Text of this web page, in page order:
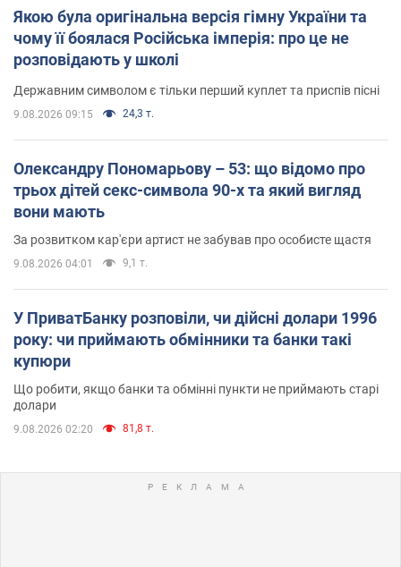
Якою була оригінальна версія гімну України та
чому її боялася Російська імперія: про це не
розповідають у школі
Державним символом є тільки перший куплет та приспів пісні
9.08.2026 09:15 24,3 т.
Олександру Пономарьову – 53: що відомо про
трьох дітей секс-символа 90-х та який вигляд
вони мають
За розвитком кар'єри артист не забував про особисте щастя
9.08.2026 04:01 9,1 т.
У ПриватБанку розповіли, чи дійсні долари 1996
року: чи приймають обмінники та банки такі
купюри
Що робити, якщо банки та обмінні пункти не приймають старі
долари
9.08.2026 02:20 81,8 т.